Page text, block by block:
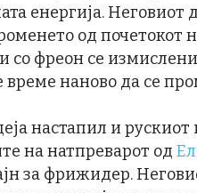
енергија. Неговиот
од почетокот
фреон се измислени
време наново да се
настапил и
на натпреварот од
за фрижидер.